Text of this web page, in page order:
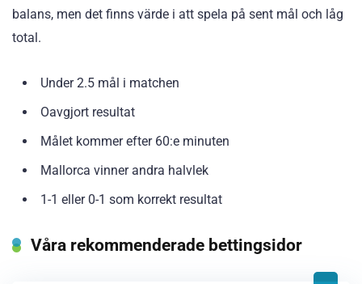
balans, men det finns värde i att spela på sent mål och låg
total.
Under 2.5 mål i matchen
Oavgjort resultat
Målet kommer efter 60:e minuten
Mallorca vinner andra halvlek
1-1 eller 0-1 som korrekt resultat
Våra rekommenderade bettingsidor